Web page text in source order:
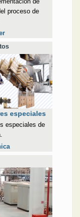
proceso de
especiales
especiales de